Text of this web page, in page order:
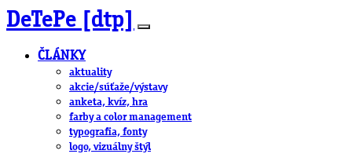
DeTePe [dtp]
ČLÁNKY
aktuality
akcie/súťaže/výstavy
anketa, kvíz, hra
farby a color management
typografia, fonty
logo, vizuálny štýl